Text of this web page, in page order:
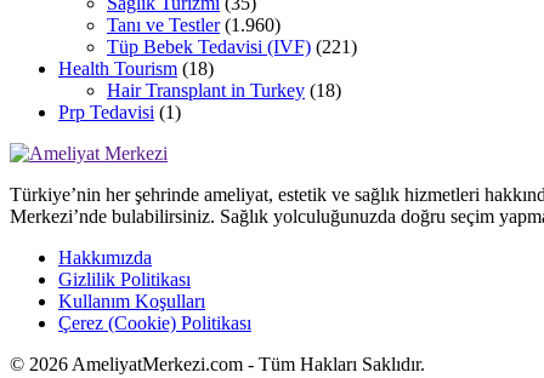
Tanı ve Testler(1.960)
Tüp Bebek Tedavisi (IVF) (221)
Health Tourism (18)
Hair Transplant in Turkey (18)
Prp Tedavisi (1)
Türkiye’nin her şehrinde ameliyat, estetik ve sağlık hizmetleri
Merkezi’nde bulabilirsiniz. Sağlık yolculuğunuzda doğru seçim
Hakkımızda
Gizlilik Politikası
Kullanım Koşulları
Çerez (Cookie) Politikası
© 2026 AmeliyatMerkezi.com - Tüm Hakları Saklıdır.